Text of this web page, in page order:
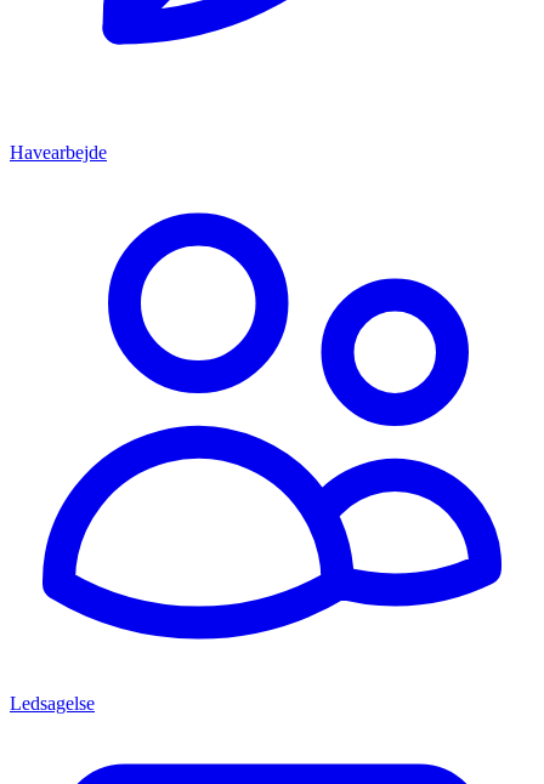
Havearbejde
Ledsagelse